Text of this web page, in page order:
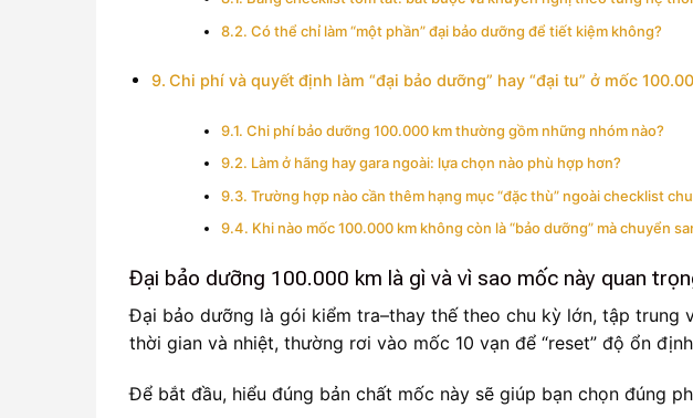
Có thể chỉ làm “một phần” đại bảo dưỡng để tiết kiệm không?
Chi phí và quyết định làm “đại bảo dưỡng” hay “đại tu” ở mốc
Chi phí bảo dưỡng 100.000 km thường gồm những nhóm nào?
Làm ở hãng hay gara ngoài: lựa chọn nào phù hợp hơn?
Trường hợp nào cần thêm hạng mục “đặc thù” ngoài checklist
Khi nào mốc 100.000 km không còn là “bảo dưỡng” mà chuyển
Đại bảo dưỡng 100.000 km là gì và vì sao mốc này quan
Đại bảo dưỡng là gói kiểm tra–thay thế theo chu kỳ lớn, tập trung
thời gian và nhiệt, thường rơi vào mốc 10 vạn để “reset” độ ổn
Để bắt đầu, hiểu đúng bản chất mốc này sẽ giúp bạn chọn đúng